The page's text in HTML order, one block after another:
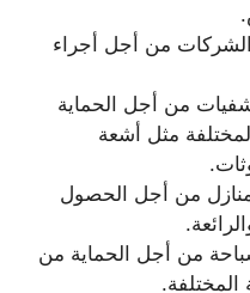
من أجل أجراء
من أجل الحماية
مثل أشعة
من أجل الحصول
من أجل الحماية من
المختلفة.